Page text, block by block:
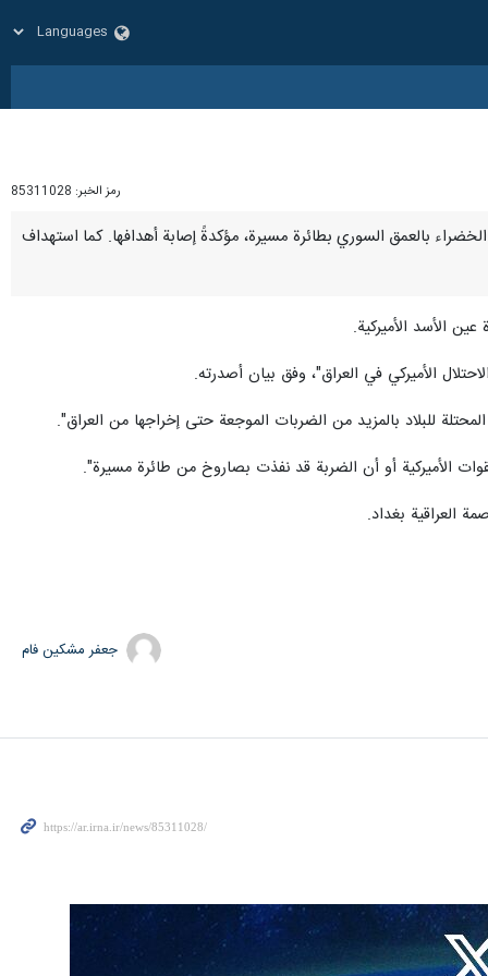
رمز الخبر: 85311028
الخضراء بالعمق السوري بطائرة مسيرة، مؤكدةً إصابة أهدافها. كما استهداف
الأسد الأميركية.
الأميركي في العراق"، وفق بيان أصدرته.
للبلاد بالمزيد من الضربات الموجعة حتى إخراجها من العراق".
الأميركية أو أن الضربة قد نفذت بصاروخ من طائرة مسيرة".
جعفر مشکین فام